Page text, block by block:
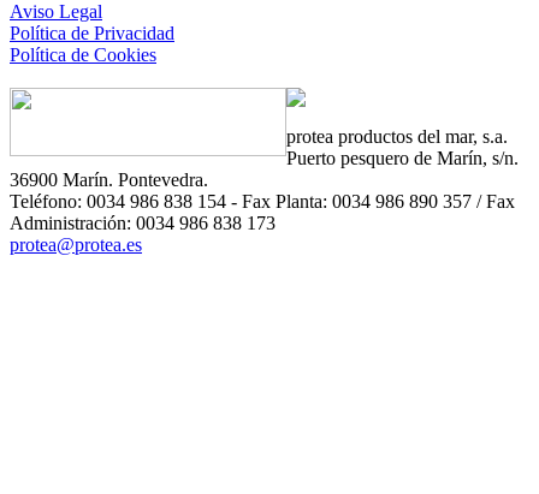
Aviso Legal
Política de Privacidad
Política de Cookies
protea productos del mar, s.a.
Puerto pesquero de Marín, s/n.
36900 Marín. Pontevedra.
Teléfono: 0034 986 838 154 - Fax Planta: 0034 986 890 357 / Fax
Administración: 0034 986 838 173
protea@protea.es